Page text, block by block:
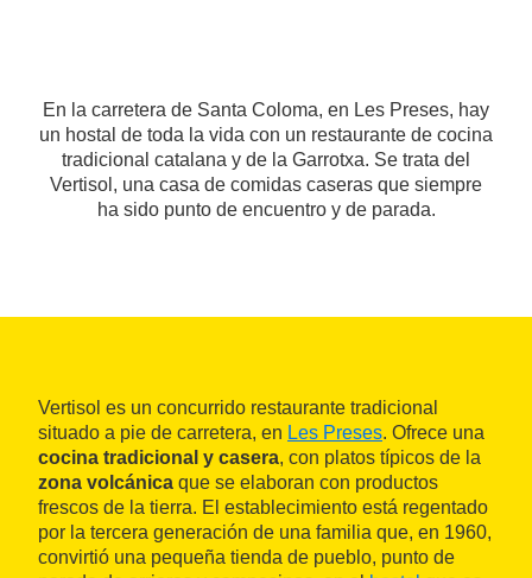
En la carretera de Santa Coloma, en Les Preses, hay
un hostal de toda la vida con un restaurante de cocina
tradicional catalana y de la Garrotxa. Se trata del
Vertisol, una casa de comidas caseras que siempre
ha sido punto de encuentro y de parada.
Vertisol es un concurrido restaurante tradicional
situado a pie de carretera, en Les Preses. Ofrece una
cocina tradicional y casera, con platos típicos de la
zona volcánica que se elaboran con productos
frescos de la tierra. El establecimiento está regentado
por la tercera generación de una familia que, en 1960,
convirtió una pequeña tienda de pueblo, punto de